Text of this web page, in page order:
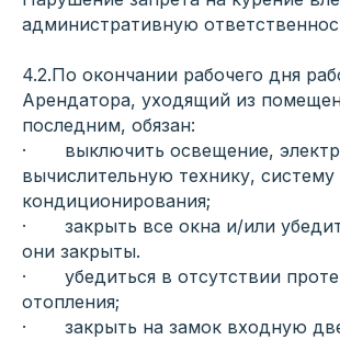
административную
4.2.По окончании рабочего дня
Арендатора, уходящий из
последним, обязан:
· выключить освещение,
вычислительную технику, систему
кондиционирования;
· закрыть все окна и/или
они закрыты.
· убедиться в отсутствии
отопления;
· закрыть на замок входную